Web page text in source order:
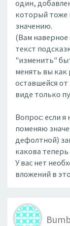
один,
который тоже
значению.
(Вам
текст
"изменить"
менять вы как
оставшейся
виде только
Вопрос: если
поменяю
дефолтной)
какова
У вас нет
вложений в